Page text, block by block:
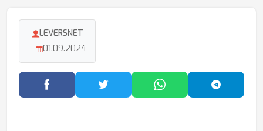
LEVERSNET
01.09.2024
Facebook'ta PaylaşTwitter'da PaylaşWhatsApp'ta Paylaş